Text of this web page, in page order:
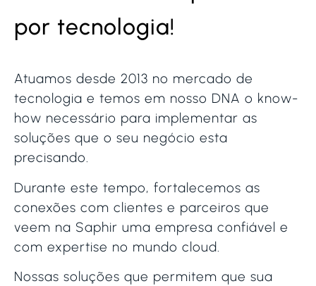
por tecnologia!
Atuamos desde 2013 no mercado de
tecnologia e temos em nosso DNA o know-
how necessário para implementar as
soluções que o seu negócio esta
precisando.
Durante este tempo, fortalecemos as
conexões com clientes e parceiros que
veem na Saphir uma empresa confiável e
com expertise no mundo cloud.
Nossas soluções que permitem que sua